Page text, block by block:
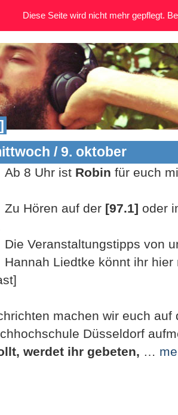
/ 9. oktober
Ab 8 Uhr ist Robin für euch
Zu Hören auf der [97.1] oder
Die Veranstaltungstipps von
Hannah Liedtke könnt ihr
machen wir euch auf
Düsseldorf
werdet ihr gebeten, …
Diese Seite wird nicht mehr gepflegt.